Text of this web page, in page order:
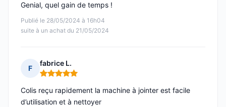
Publié le 28/05/2024 à 16h04
suite à un achat du 21/05/2024
Genial, quel gain de temps !
F
fabrice L.
Note : 5 sur 5
Colis reçu rapidement la machine à jointer est facile
d’utilisation et à nettoyer